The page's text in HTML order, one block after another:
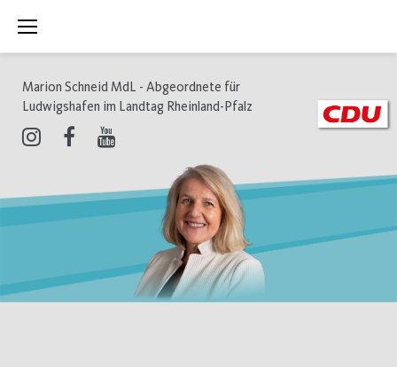
Inhalt
Marion Schneid MdL - Abgeordnete für
Ludwigshafen im Landtag Rheinland-Pfalz